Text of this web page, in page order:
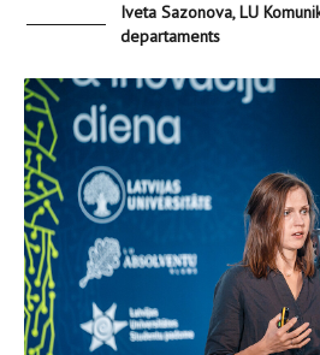
Iveta Sazonova, LU
departaments